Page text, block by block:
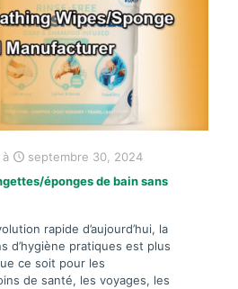
à
septembre 30, 2024
éponges de bain sans
rapide d’aujourd’hui, la
d’hygiène pratiques est plus
ce soit pour les
de santé, les voyages, les